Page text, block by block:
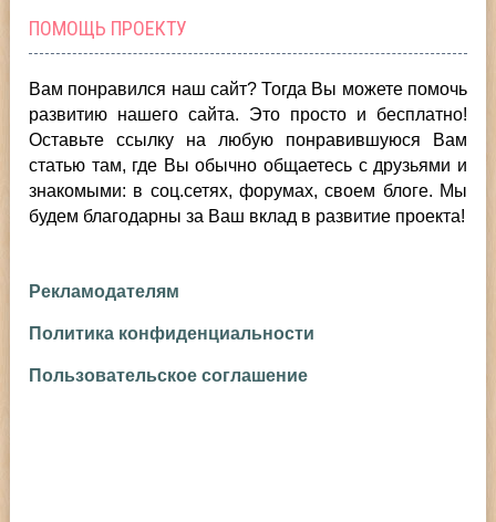
ПОМОЩЬ ПРОЕКТУ
Вам понравился наш сайт? Тогда Вы можете помочь
развитию нашего сайта. Это просто и бесплатно!
Оставьте ссылку на любую понравившуюся Вам
статью там, где Вы обычно общаетесь с друзьями и
знакомыми: в соц.сетях, форумах, своем блоге. Мы
будем благодарны за Ваш вклад в развитие проекта!
Рекламодателям
Политика конфиденциальности
Пользовательское соглашение